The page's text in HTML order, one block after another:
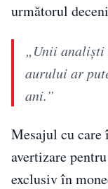
următorul
„Unii analiști
aurului ar
ani.”
Mesajul cu care
avertizare
exclusiv în